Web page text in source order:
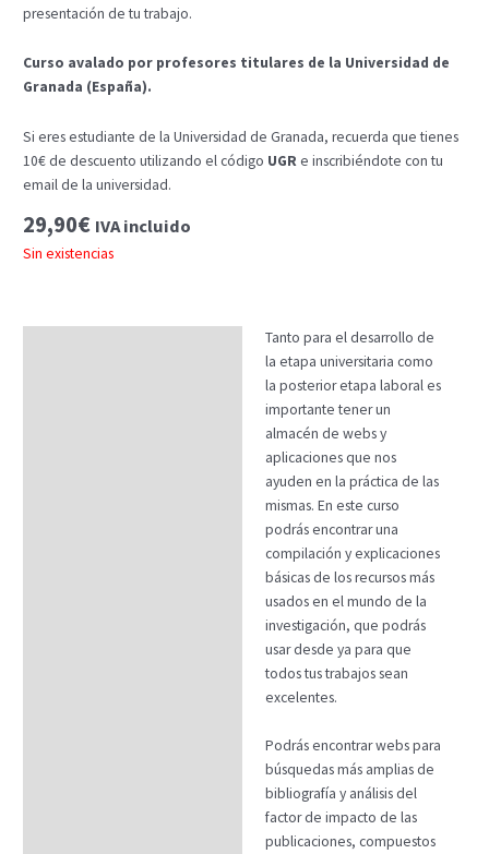
presentación de tu trabajo.
Curso avalado por profesores titulares de la Universidad de
Granada (España).
Si eres estudiante de la Universidad de Granada, recuerda que tienes
10€ de descuento utilizando el código UGRe inscribiéndote con tu
email de la universidad.
29,90€ IVA incluido
Sin existencias
Tanto para el desarrollo de
la etapa universitaria como
la posterior etapa laboral es
importante tener un
almacén de webs y
aplicaciones que nos
ayuden en la práctica de las
mismas. En este curso
podrás encontrar una
compilación y explicaciones
básicas de los recursos más
usados en el mundo de la
investigación, que podrás
usar desde ya para que
todos tus trabajos sean
excelentes.
Podrás encontrar webs para
búsquedas más amplias de
bibliografía y análisis del
factor de impacto de las
publicaciones, compuestos